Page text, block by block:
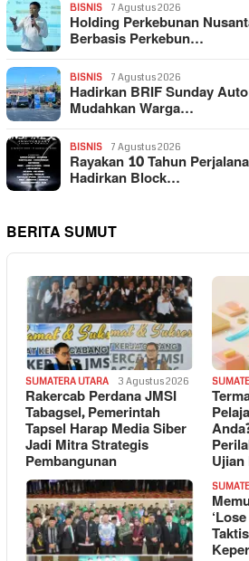
BISNIS 7 Agustus 2026
Holding Perkebunan
Berbasis Perkebun…
BISNIS 7 Agustus 2026
Hadirkan BRIF Sunday
Mudahkan Warga…
BISNIS 7 Agustus 2026
Rayakan 10 Tahun
Hadirkan Block…
BERITA SUMUT
SUMATERA UTARA 3 Agustus 2026
Rakercab Perdana JMSI
Tabagsel, Pemerintah
Tapsel Harap Media Siber
Jadi Mitra Strategis
Pembangunan